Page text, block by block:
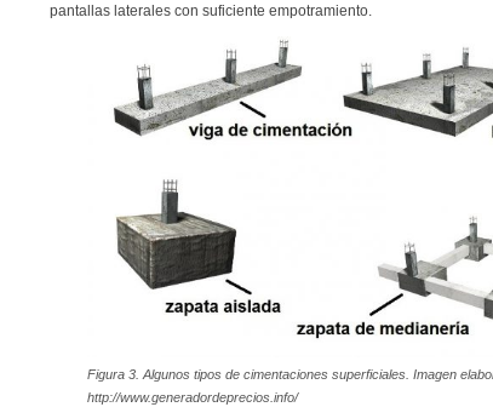
pantallas laterales con suficiente empotramiento.
Figura 3. Algunos tipos de cimentaciones superficiales. Imagen
http://www.generadordeprecios.info/